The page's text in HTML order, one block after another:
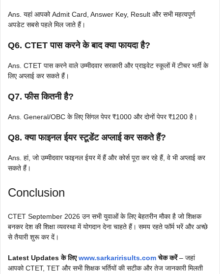
Ans. यहां आपको Admit Card, Answer Key, Result और सभी महत्वपूर्ण
अपडेट सबसे पहले मिल जाते हैं।
Q6. CTET पास करने के बाद क्या फायदा है?
Ans. CTET पास करने वाले उम्मीदवार सरकारी और प्राइवेट स्कूलों में टीचर भर्ती के
लिए अप्लाई कर सकते हैं।
Q7. फीस कितनी है?
Ans. General/OBC के लिए सिंगल पेपर ₹1000 और दोनों पेपर ₹1200 है।
Q8. क्या फाइनल ईयर स्टूडेंट अप्लाई कर सकते हैं?
Ans. हां, जो उम्मीदवार फाइनल ईयर में हैं और कोर्स पूरा कर रहे हैं, वे भी अप्लाई कर
सकते हैं।
Conclusion
CTET September 2026 उन सभी युवाओं के लिए बेहतरीन मौका है जो शिक्षक
बनकर देश की शिक्षा व्यवस्था में योगदान देना चाहते हैं। समय रहते फॉर्म भरें और अच्छे
से तैयारी शुरू कर दें।
Latest Updates के लिएwww.sarkaririsults.comचेक करें– जहां
आपको CTET, TET और सभी शिक्षक भर्तियों की सटीक और तेज जानकारी मिलती